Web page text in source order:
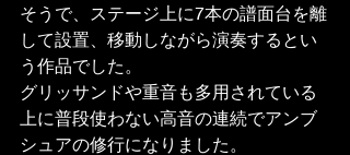
そうで、ステージ上に7本の譜面台を離
して設置、移動しながら演奏するとい
う作品でした。
グリッサンドや重音も多用されている
上に普段使わない高音の連続でアンブ
シュアの修行になりました。